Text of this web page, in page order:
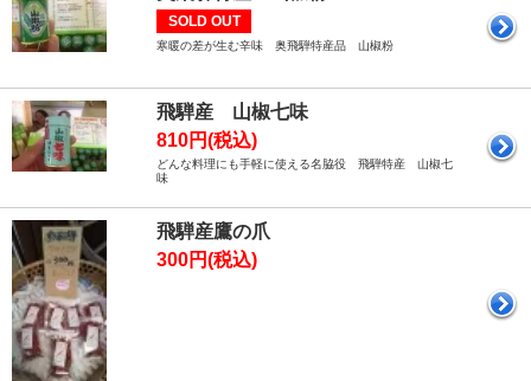
SOLD OUT
寒暖の差が生む辛味 奥飛騨特産品 山椒粉
飛騨産 山椒七味
810円(税込)
どんな料理にも手軽に使える名脇役 飛騨特産 山椒七
味
飛騨産鷹の爪
300円(税込)